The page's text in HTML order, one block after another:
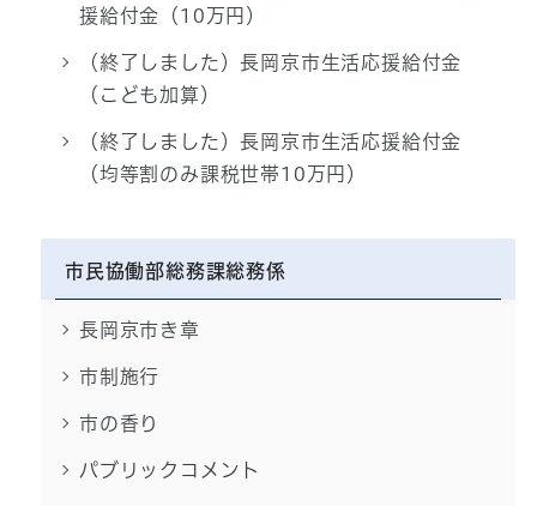
援給付金（10万円）
（終了しました）長岡京市生活応援給付金
（こども加算）
（終了しました）長岡京市生活応援給付金
（均等割のみ課税世帯10万円）
市民協働部総務課総務係
長岡京市き章
市制施行
市の香り
パブリックコメント